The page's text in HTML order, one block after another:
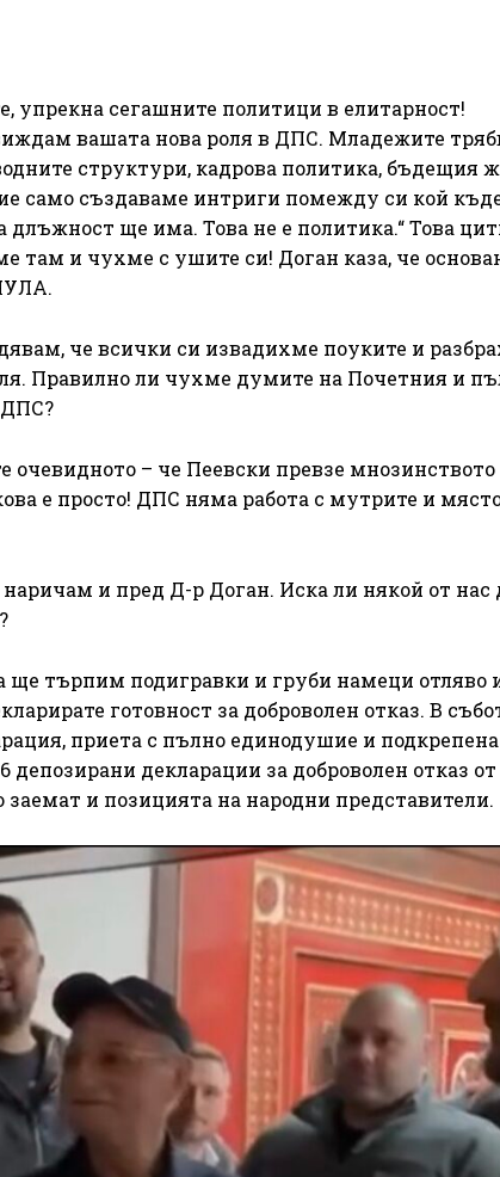
сегашните политици в елитарност!
вашата нова роля в ДПС. Младежите
структури, кадрова политика, бъдещия
само създаваме интриги помежду си кой
ще има. Това не е политика.“ Това
там и чухме с ушите си! Доган каза, че
че всички си извадихме поуките и
Правилно ли чухме думите на Почетния и
ДПС?
– че Пеевски превзе мнозинството
е просто! ДПС няма работа с мутрите и
и пред Д-р Доган. Иска ли някой от нас
ще търпим подигравки и груби намеци отляво
готовност за доброволен отказ. В
приета с пълно единодушие и подкрепена
декларации за доброволен отказ от
и позицията на народни представители.